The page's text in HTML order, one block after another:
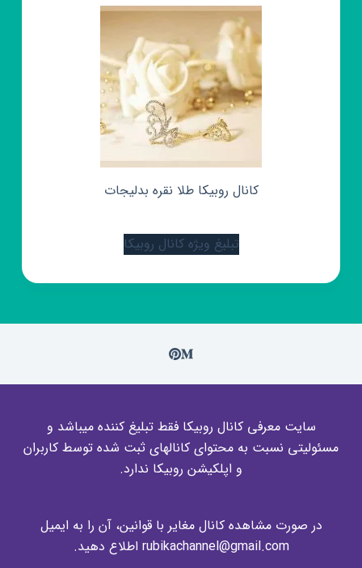
کانال روبیکا طلا نقره بدلیجات
تبلیغ ویژه کانال روبیکا
سایت معرفی کانال روبیکا فقط تبلیغ کننده میباشد و
مسئولیتی نسبت به محتوای کانالهای ثبت شده توسط کاربران
و اپلکیشن روبیکا ندارد.
در صورت مشاهده کانال مغایر با قوانین، آن را به ایمیل
rubikachannel@gmail.com اطلاع دهید.